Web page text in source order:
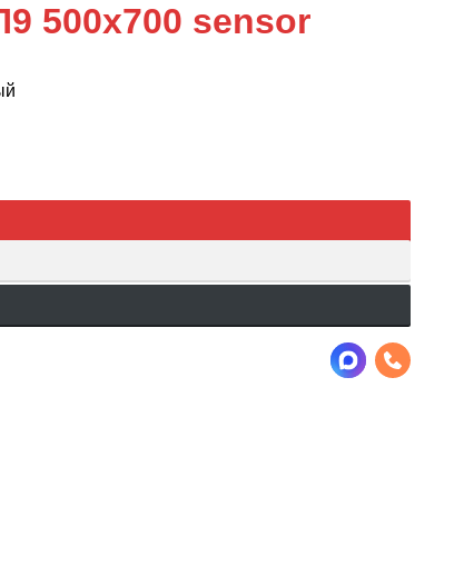
500x700 sensor